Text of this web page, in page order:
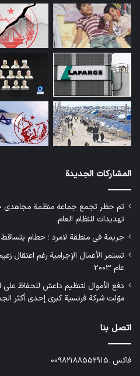
المشاركات الجديدة
تم حظر تجمع جماعة منظمة مجاهدي
تهديدات للنظام العام.
جريمة في منطقة لامرد ؛ حطام
تستمر الأعمال الإجرامية رغم
عام 2003
دفع الأموال لتنظيم داعش للحفاظ
موّلت شركة فرنسية كبرى إحدى أكثر
اتصل بنا
فاكس :00982188552915